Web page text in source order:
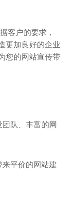
客户的要求，
更加良好的企业
您的网站宣传带
队、丰富的网
平价的网站建